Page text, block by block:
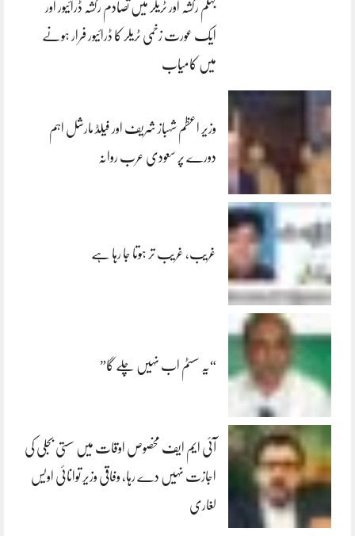
جہلم رکشہ اور ٹریلر میں تصادم رکشہ ڈرائیور اور
ایک عورت زخمی ٹریلر کا ڈرائیور فرار ہونے
میں کامیاب
وزیر اعظم شہباز شریف اور فیلڈ مارشل اہم
دورے پر سعودی عرب روانہ
غریب، غریب تر ہوتا جا رہا ہے
“یہ سسٹم اب نہیں چلے گا”
آئی ایم ایف مخصوص اوقات میں سستی بجلی کی
اجازت نہیں دے رہا، وفاقی وزیر توانائی اویس
لغاری